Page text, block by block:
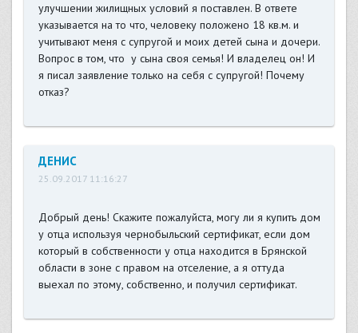
улучшении жилищных условий я поставлен. В ответе
указывается на то что, человеку положено 18 кв.м. и
учитывают меня с супругой и моих детей сына и дочери.
Вопрос в том, что у сына своя семья! И владелец он! И
я писал заявление только на себя с супругой! Почему
отказ?
ДЕНИС
25.09.2017 11:16:27
Добрый день! Скажите пожалуйста, могу ли я купить дом
у отца используя чернобыльский сертификат, если дом
который в собственности у отца находится в Брянской
области в зоне с правом на отселение, а я оттуда
выехал по этому, собственно, и получил сертификат.